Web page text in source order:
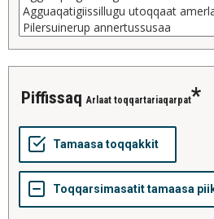
piffissaq Arlaat toqqartariaqarpat